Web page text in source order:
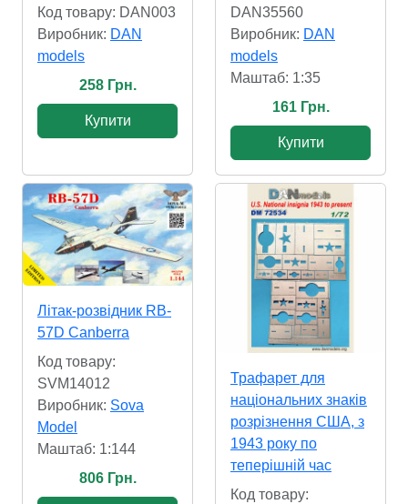
Код товару: DAN003
Виробник: DAN
models
258 Грн.
Купити
DAN35560
Виробник: DAN
models
Маштаб: 1:35
161 Грн.
Купити
Літак-розвідник RB-
57D Canberra
Код товару:
SVM14012
Виробник: Sova
Model
Маштаб: 1:144
806 Грн.
Трафарет для
національних знаків
розрізнення США, з
1943 року по
теперішній час
Код товару: